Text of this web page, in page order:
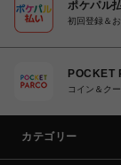
ポケパル
初回登録＆
POCKET
コイン＆ク
カテゴリー